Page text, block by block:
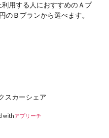
用する人におすすめのＡプ
のＢプランから選べます。
スカーシェア
withアプリーチ